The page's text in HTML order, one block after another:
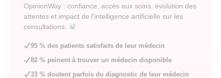
OpinionWay : confiance, accès aux soins, évolution des
attentes et impact de l'intelligence artificielle sur les
consultations.
95 % des patients satisfaits de leur médecin
82 % peinent à trouver un médecin disponible
33 % doutent parfois du diagnostic de leur médecin